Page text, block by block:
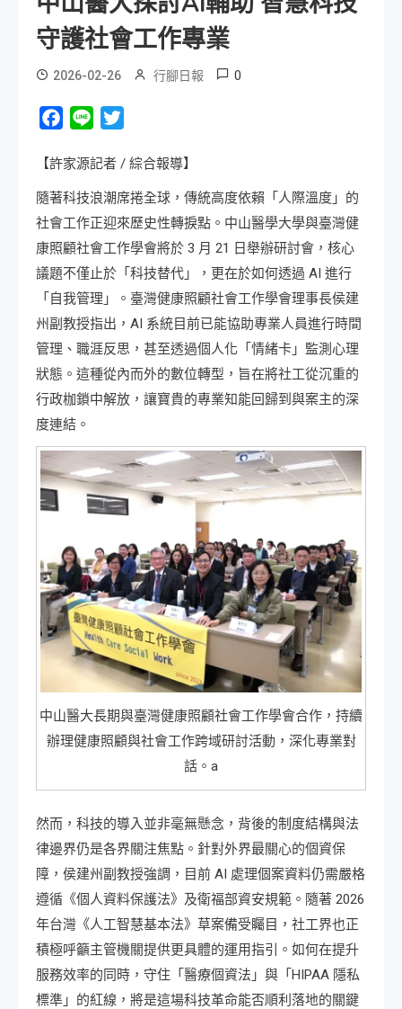
守護社會工作專業
2026-02-26 行腳日報 0
Facebook
Line
【許家源記者 / 綜合報導】
隨著科技浪潮席捲全球，傳統高度依賴「人際溫度」的
社會工作正迎來歷史性轉捩點。中山醫學大學與臺灣健
康照顧社會工作學會將於 3 月 21 日舉辦研討會，核心
議題不僅止於「科技替代」，更在於如何透過 AI 進行
「自我管理」。臺灣健康照顧社會工作學會理事長侯建
州副教授指出，AI 系統目前已能協助專業人員進行時間
管理、職涯反思，甚至透過個人化「情緒卡」監測心理
狀態。這種從內而外的數位轉型，旨在將社工從沉重的
行政枷鎖中解放，讓寶貴的專業知能回歸到與案主的深
度連結。
中山醫大長期與臺灣健康照顧社會工作學會合作，持續
辦理健康照顧與社會工作跨域研討活動，深化專業對
話。a
然而，科技的導入並非毫無懸念，背後的制度結構與法
律邊界仍是各界關注焦點。針對外界最關心的個資保
障，侯建州副教授強調，目前 AI 處理個案資料仍需嚴格
遵循《個人資料保護法》及衛福部資安規範。隨著 2026
年台灣《人工智慧基本法》草案備受矚目，社工界也正
積極呼籲主管機關提供更具體的運用指引。如何在提升
服務效率的同時，守住「醫療個資法」與「HIPAA 隱私
標準」的紅線，將是這場科技革命能否順利落地的關鍵